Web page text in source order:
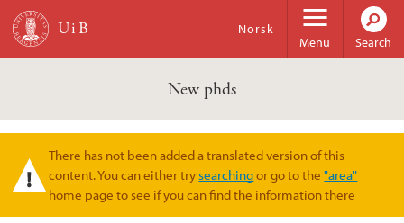
Skip to main content
Menu
Norsk
Search
New phds
Warning message
There has not been added a translated version of this
content. You can either trysearchingor go to the"area"
home page to see if you can find the information there